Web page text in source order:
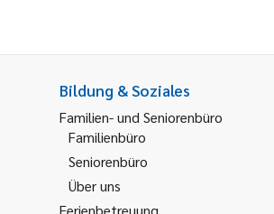
Bildung & Soziales
Familien- und Seniorenbüro
Familienbüro
Seniorenbüro
Über uns
Ferienbetreuung